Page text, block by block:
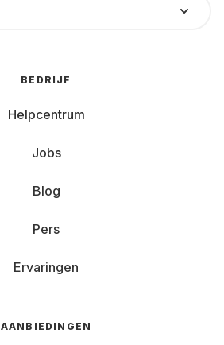
BEDRIJF
Helpcentrum
Jobs
Blog
Pers
Ervaringen
AANBIEDINGEN